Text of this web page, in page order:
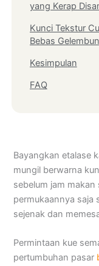
yang Kerap
Kunci Tekstur
Bebas
Kesimpulan
FAQ
Bayangkan etalase
mungil berwarna
sebelum jam
permukaannya saja
sejenak dan
Permintaan kue
pertumbuhan pasar